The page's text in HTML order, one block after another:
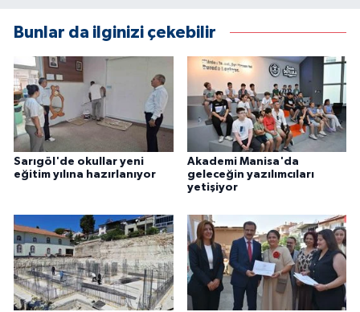
Bunlar da ilginizi çekebilir
Sarıgöl'de okullar yeni
eğitim yılına hazırlanıyor
Akademi Manisa'da
geleceğin yazılımcıları
yetişiyor